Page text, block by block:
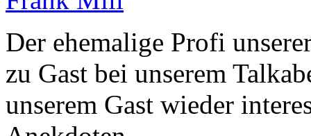
Der ehemalige Profi
zu Gast bei unserem
unserem Gast wieder